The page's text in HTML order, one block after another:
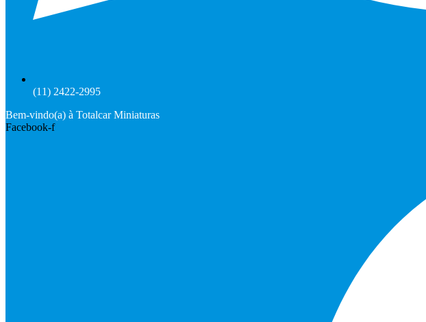
(11) 2422-2995
Bem-vindo(a) à Totalcar Miniaturas
Facebook-f